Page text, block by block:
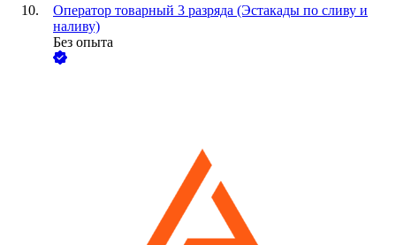
Оператор товарный 3 разряда (Эстакады по сливу и
наливу)
Без опыта